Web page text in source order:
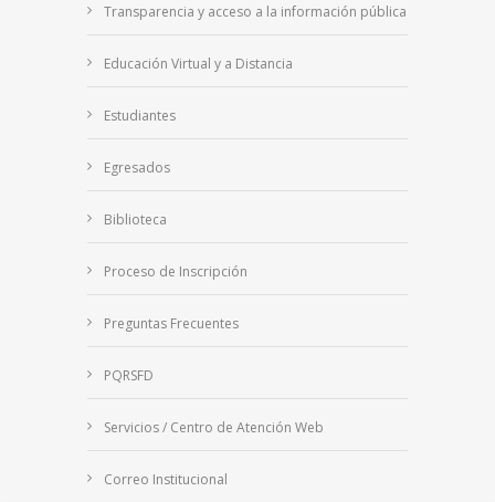
Transparencia y acceso a la información pública
Educación Virtual y a Distancia
Estudiantes
Egresados
Biblioteca
Proceso de Inscripción
Preguntas Frecuentes
PQRSFD
Servicios / Centro de Atención Web
Correo Institucional